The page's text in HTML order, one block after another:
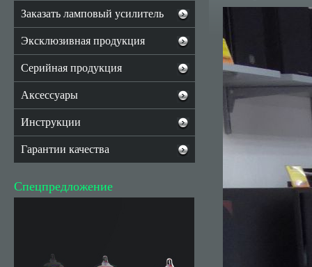
Заказать ламповый усилитель
Эксклюзивная продукция
Серийная продукция
Аксессуары
Инструкции
Гарантии качества
Спецпредложение